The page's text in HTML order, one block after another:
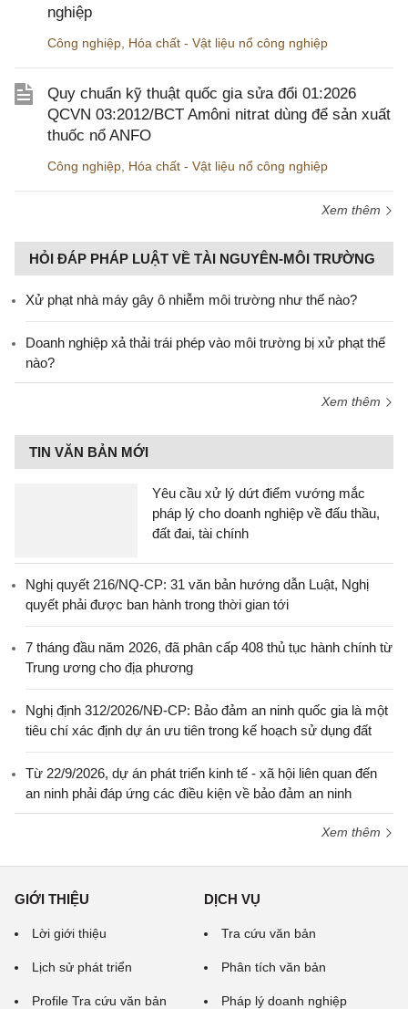
nghiệp
Công nghiệp Hóa chất - Vật liệu nổ công nghiệp
Quy chuẩn kỹ thuật quốc gia sửa đổi 01:2026
QCVN 03:2012/BCT Amôni nitrat dùng để sản xuất
thuốc nổ ANFO
Công nghiệp Hóa chất - Vật liệu nổ công nghiệp
Xem thêm
HỎI ĐÁP PHÁP LUẬT VỀ TÀI NGUYÊN-MÔI TRƯỜNG
Xử phạt nhà máy gây ô nhiễm môi trường như thế nào?
Doanh nghiệp xả thải trái phép vào môi trường bị xử phạt thế
nào?
Xem thêm
TIN VĂN BẢN MỚI
Yêu cầu xử lý dứt điểm vướng mắc
pháp lý cho doanh nghiệp về đấu thầu,
đất đai, tài chính
Nghị quyết 216/NQ-CP: 31 văn bản hướng dẫn Luật, Nghị
quyết phải được ban hành trong thời gian tới
7 tháng đầu năm 2026, đã phân cấp 408 thủ tục hành chính từ
Trung ương cho địa phương
Nghị định 312/2026/NĐ-CP: Bảo đảm an ninh quốc gia là một
tiêu chí xác định dự án ưu tiên trong kế hoạch sử dụng đất
Từ 22/9/2026, dự án phát triển kinh tế - xã hội liên quan đến
an ninh phải đáp ứng các điều kiện về bảo đảm an ninh
Xem thêm
GIỚI THIỆU
Lời giới thiệu
Lịch sử phát triển
Profile Tra cứu văn bản
DỊCH VỤ
Tra cứu văn bản
Phân tích văn bản
Pháp lý doanh nghiệp